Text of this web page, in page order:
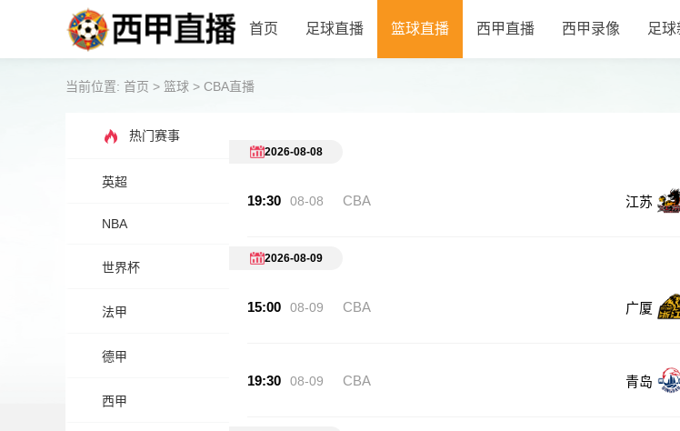
首页 足球直播 篮球直播 西甲直播 西甲录像 足球
当前位置: 首页 > 篮球 > CBA直播
热门赛事
英超
NBA
世界杯
法甲
德甲
西甲
2026-08-08
19:30 08-08 CBA 江苏
2026-08-09
15:00 08-09 CBA 广厦
19:30 08-09 CBA 青岛